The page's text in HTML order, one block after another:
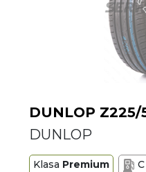
DUNLOP Z225/
DUNLOP
Klasa Premium C